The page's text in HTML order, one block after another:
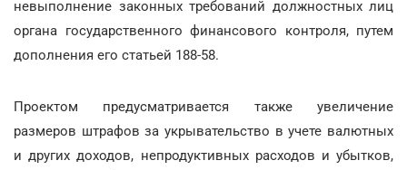
невыполнение законных требований должностных лиц
органа государственного финансового контроля, путем
дополнения его статьей 188-58.
Проектом предусматривается также увеличение
размеров штрафов за укрывательство в учете валютных
и других доходов, непродуктивных расходов и убытков,